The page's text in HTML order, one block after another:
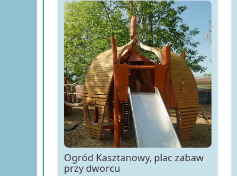
Ogród Kasztanowy, plac zabaw
przy dworcu